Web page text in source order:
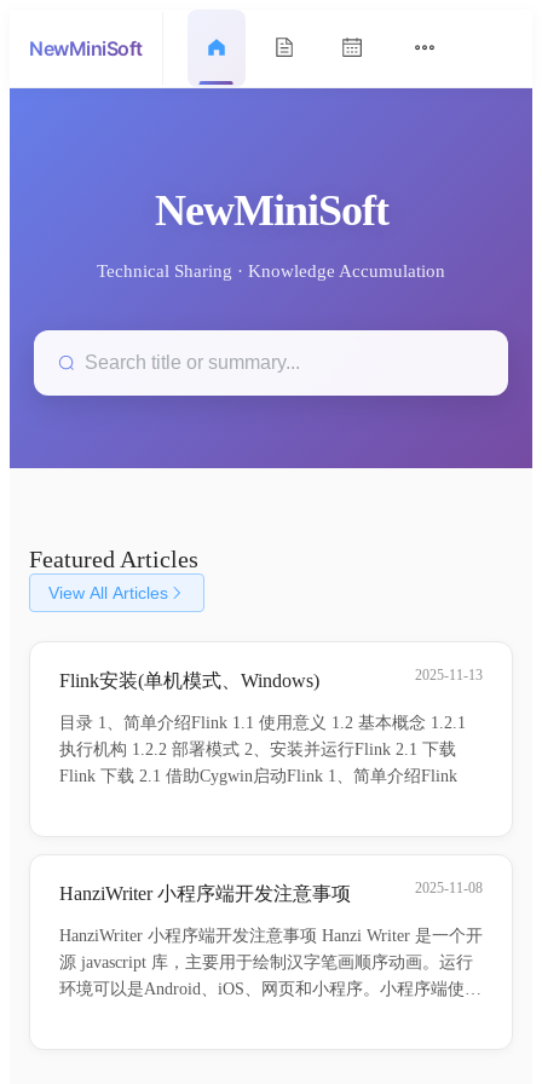
NewMiniSoft
NewMiniSoft
Technical Sharing · Knowledge Accumulation
Featured Articles
View All Articles
Flink安装(单机模式、Windows) 2025-11-13
目录 1、简单介绍Flink 1.1 使用意义 1.2 基本概念 1.2.1
执行机构 1.2.2 部署模式 2、安装并运行Flink 2.1 下载
Flink 下载 2.1 借助Cygwin启动Flink 1、简单介绍Flink
HanziWriter 小程序端开发注意事项 2025-11-08
HanziWriter 小程序端开发注意事项 Hanzi Writer 是一个开
源 javascript 库，主要用于绘制汉字笔画顺序动画。运行
环境可以是Android、iOS、网页和小程序。小程序端使用